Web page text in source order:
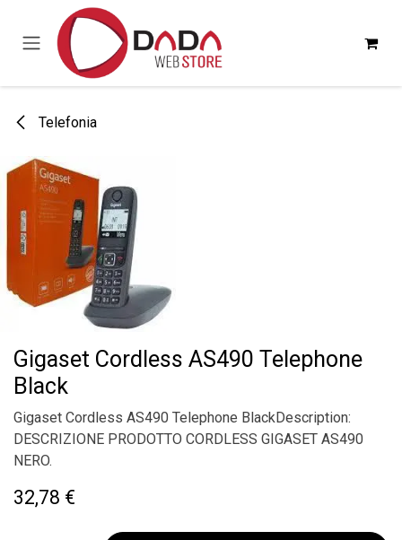
Passa al contenuto
Telefonia
Gigaset Cordless AS490 Telephone
Black
Gigaset Cordless AS490 Telephone BlackDescription:
DESCRIZIONE PRODOTTO CORDLESS GIGASET AS490
NERO.
32,78 €